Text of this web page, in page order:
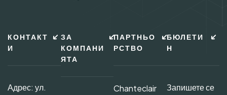
КОНТАКТ
И
Адрес: ул.
ЗА
КОМПАНИ
ЯТА
ПАРТНЬО
РСТВО
Chanteclair
БЮЛЕТИ
Н
Запишете се